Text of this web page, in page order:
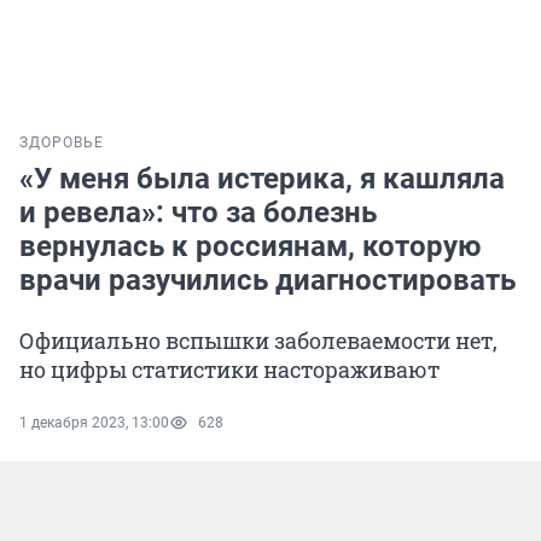
ЗДОРОВЬЕ
«У меня была истерика, я кашляла
и ревела»: что за болезнь
вернулась к россиянам, которую
врачи разучились диагностировать
Официально вспышки заболеваемости нет,
но цифры статистики настораживают
1 декабря 2023, 13:00 628